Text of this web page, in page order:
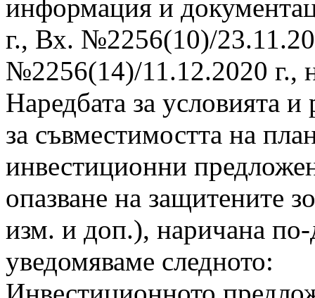
информация и
г., Вх. №2256(10)/
№2256(14)/11.12.2020 г.,
Наредбата за условията
за съвместимостта на
инвестиционни
опазване на защитените
изм. и доп.), наричана
уведомяваме следното: